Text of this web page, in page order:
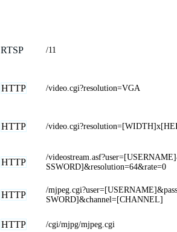
RTSP /11
HTTP /video.cgi?resolution=VGA
HTTP /
HTTP
/
SSWORD]&resolution=64&rate=0
HTTP
/
SWORD]&channel=[CHANNEL]
HTTP /cgi/mjpg/mjpeg.cgi